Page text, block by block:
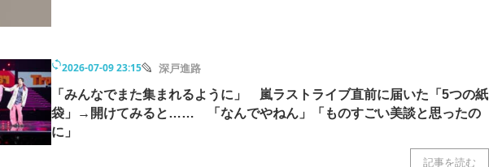
2026-07-09 23:15 深戸進路
「みんなでまた集まれるように」 嵐ラストライブ直前に届いた「5つの紙
袋」→開けてみると…… 「なんでやねん」「ものすごい美談と思ったの
に」
記事を読む